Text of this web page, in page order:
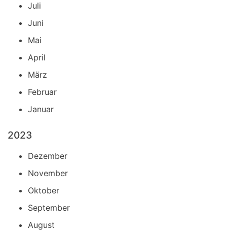
Juli
Juni
Mai
April
März
Februar
Januar
2023
Dezember
November
Oktober
September
August